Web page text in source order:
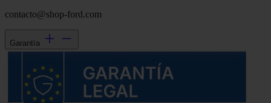
contacto@shop-ford.com
Garantía